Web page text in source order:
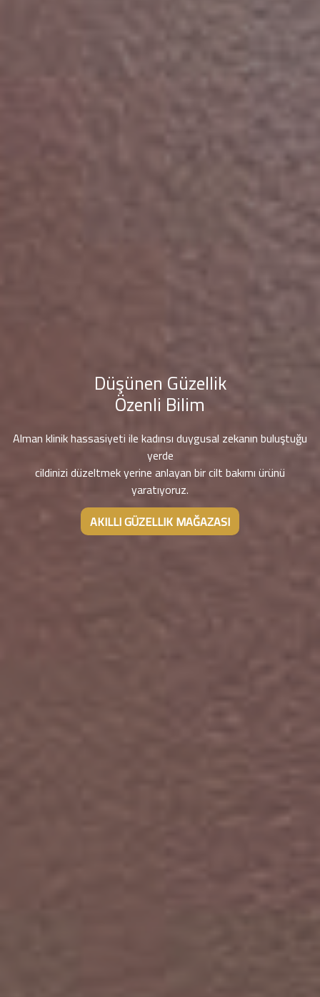
Düşünen Güzellik
Özenli Bilim
Alman klinik hassasiyeti ile kadınsı duygusal zekanın buluştuğu
yerde
cildinizi düzeltmek yerine anlayan bir cilt bakımı ürünü
yaratıyoruz.
AKILLI GÜZELLIK MAĞAZASI